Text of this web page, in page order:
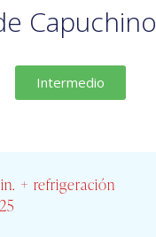
Capuchino
Intermedio
+ refrigeración